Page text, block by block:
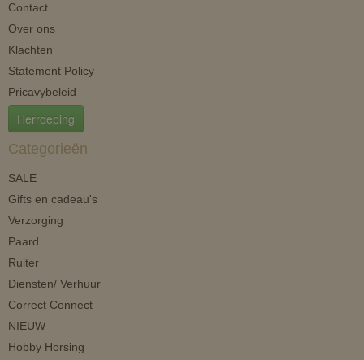
Contact
Over ons
Klachten
Statement Policy
Pricavybeleid
Herroeping
Categorieën
SALE
Gifts en cadeau's
Verzorging
Paard
Ruiter
Diensten/ Verhuur
Correct Connect
NIEUW
Hobby Horsing